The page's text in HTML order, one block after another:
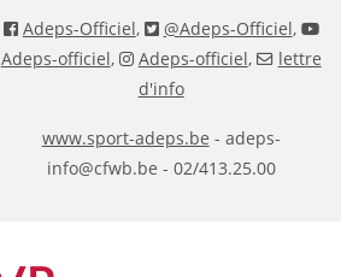
Adeps-Officiel, @Adeps-Officiel,
Adeps-officiel, Adeps-officiel,
lettre
d'info
www.sport-adeps.be - adeps-
info@cfwb.be - 02/413.25.00